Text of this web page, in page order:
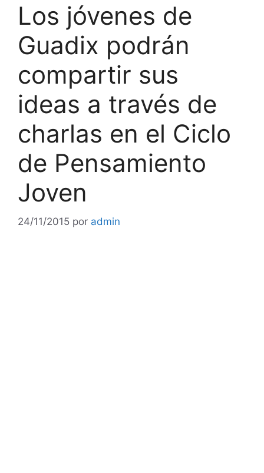
Los jóvenes de
Guadix podrán
compartir sus
ideas a través de
charlas en el Ciclo
de Pensamiento
Joven
24/11/2015 por admin